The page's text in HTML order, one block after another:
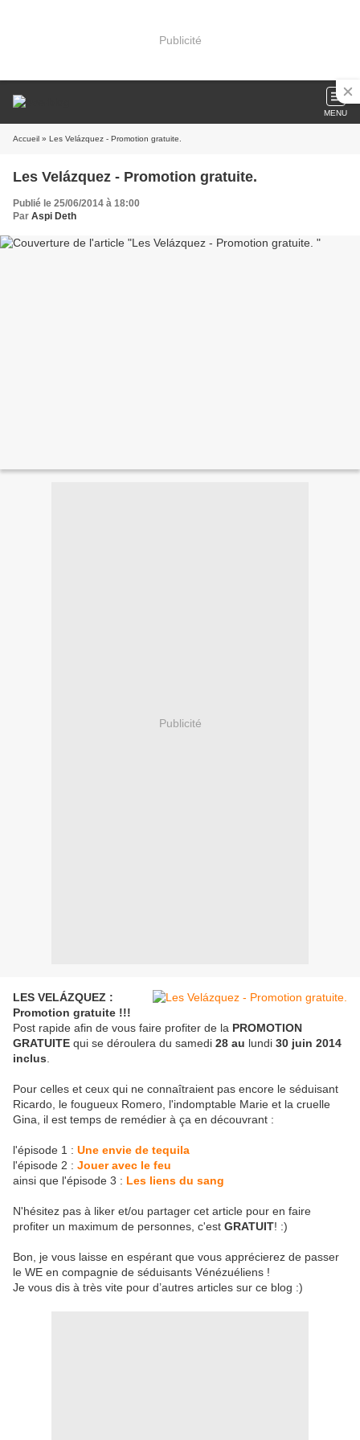
Publicité
MENU
Accueil » Les Velázquez - Promotion gratuite.
Les Velázquez - Promotion gratuite.
Publié le 25/06/2014 à 18:00
Par Aspi Deth
Publicité
LES VELÁZQUEZ :
Promotion gratuite !!!
Post rapide afin de vous faire profiter de la PROMOTION
GRATUITE qui se déroulera du samedi 28 au lundi 30 juin 2014
inclus
Pour celles et ceux qui ne connaîtraient pas encore le séduisant
Ricardo, le fougueux Romero, l'indomptable Marie et la cruelle
Gina, il est temps de remédier à ça en découvrant :
l'épisode 1 : Une envie de tequila
l'épisode 2 : Jouer avec le feu
ainsi que l'épisode 3 : Les liens du sang
N'hésitez pas à liker et/ou partager cet article pour en faire
profiter un maximum de personnes, c'est GRATUIT! :)
Bon, je vous laisse en espérant que vous apprécierez de passer
le WE en compagnie de séduisants Vénézuéliens !
Je vous dis à très vite pour d’autres articles sur ce blog :)